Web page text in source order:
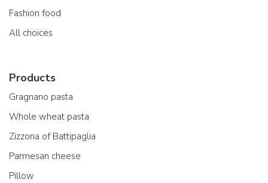
Fashion food
All choices
Products
Gragnano pasta
Whole wheat pasta
Zizzona of Battipaglia
Parmesan cheese
Pillow